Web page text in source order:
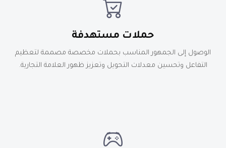
حملات مستهدفة
الوصول إلى الجمهور المناسب بحملات مخصصة مصممة لتعظيم
التفاعل وتحسين معدلات التحويل وتعزيز ظهور العلامة التجارية.